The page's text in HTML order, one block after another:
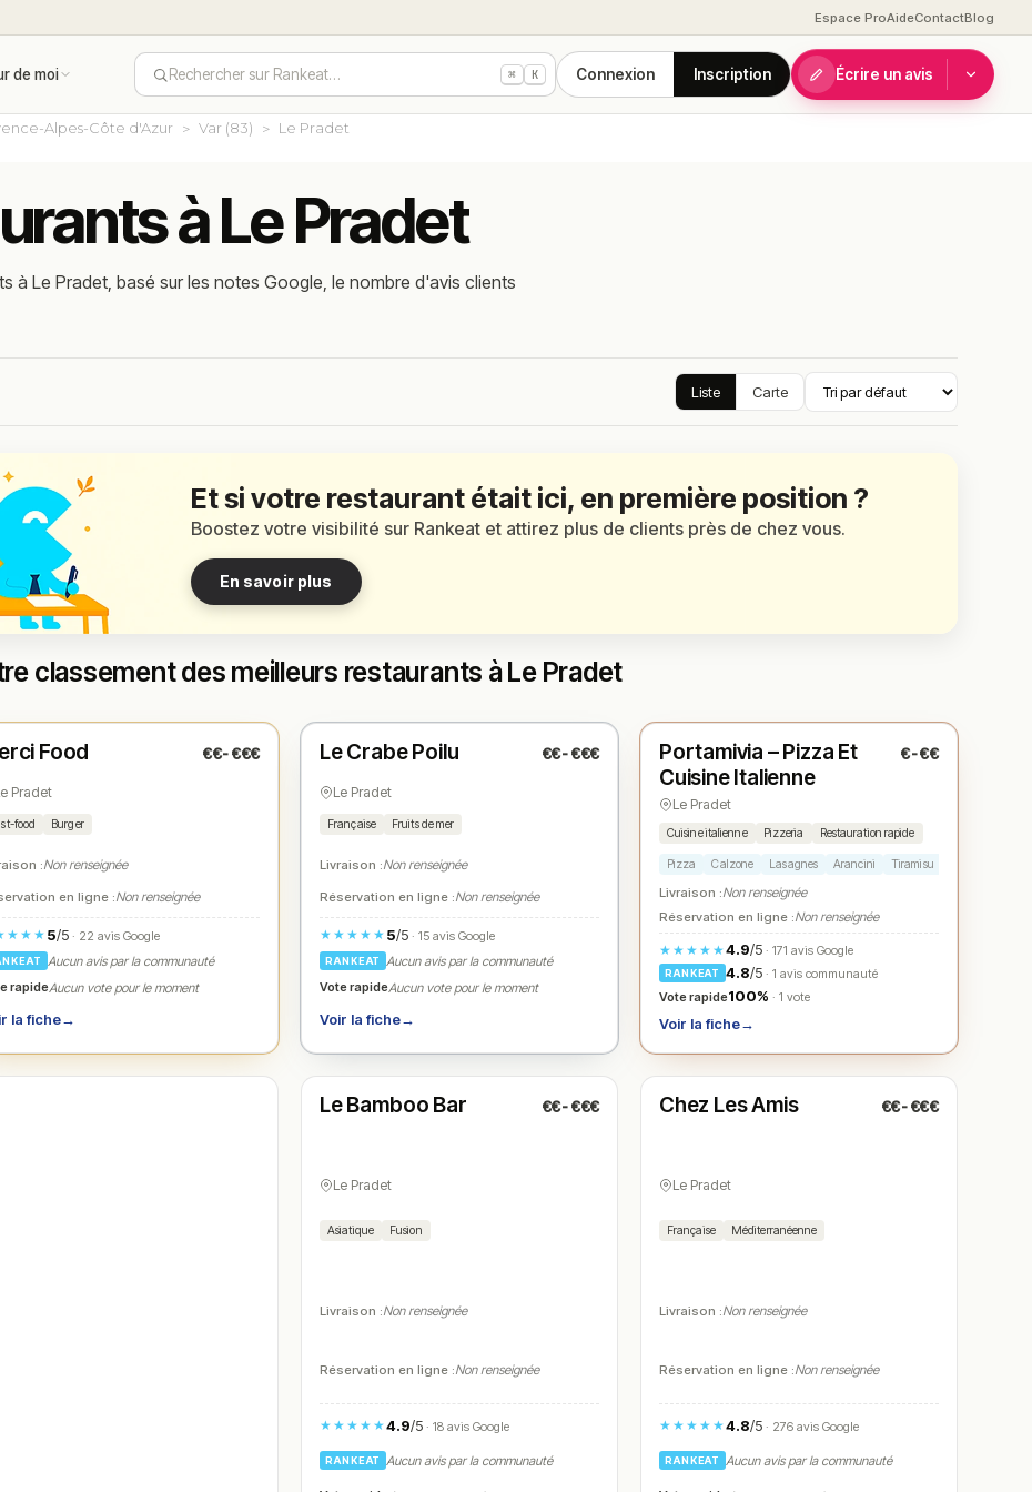
Espace ProAideContactBlog
de moi Rechercher sur Rankeat… ⌘ K Connexion Inscription Écrire un avis
Alpes-Côte d'Azur Var (83) Le Pradet
à Le Pradet
à Le Pradet, basé sur les notes Google, le nombre d'avis clients
Liste Carte
Et si votre restaurant était ici, en première position ?
Boostez votre visibilité sur Rankeat et attirez plus de clients près de chez vous.
En savoir plus
classement des meilleurs restaurants à Le Pradet
N° 1 Food €€-€€€
Pradet
food Burger
:Non renseignée
en ligne :Non renseignée
5/5· 22 avis Google
Aucun avis par la communauté
rapideAucun vote pour le moment
la fiche→
★ N° 2
Le Crabe Poilu €€-€€€
Le Pradet
Française Fruits de mer
Livraison :Non renseignée
Réservation en ligne :Non renseignée
★★★★★ 5/5· 15 avis Google
RANKEAT
Aucun avis par la communauté
Vote rapideAucun vote pour le moment
Voir la fiche→
★ N° 3
Portamivia – Pizza Et
Cuisine Italienne
€-€€
Le Pradet
Cuisine italienne Pizzeria Restauration rapide
Pizza Calzone Lasagnes Arancini Tiramisu
Livraison :Non renseignée
Réservation en ligne :Non renseignée
★★★★★4.9/5 · 171 avis Google
RANKEAT 4.8/5· 1 avis communauté
Vote rapide100% · 1 vote
Voir la fiche→
N° 4
Fermé(12:00 – 14:00, 19:00 – 22:00)
Le Bamboo Bar €€-€€€
Le Pradet
Asiatique Fusion
Livraison :Non renseignée
Réservation en ligne :Non renseignée
★★★★★4.9/5· 18 avis Google
RANKEAT Aucun avis par la communauté
N° 5
Fermé(11:30 – 14:00, 19:30 – 22:00)
Chez Les Amis €€-€€€
Le Pradet
Française Méditerranéenne
Livraison :Non renseignée
Réservation en ligne :Non renseignée
★★★★★4.8/5 · 276 avis Google
RANKEAT Aucun avis par la communauté